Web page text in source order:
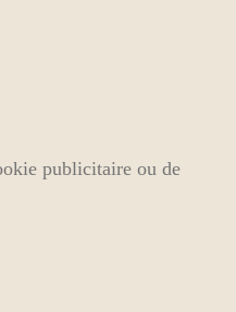
publicitaire ou de